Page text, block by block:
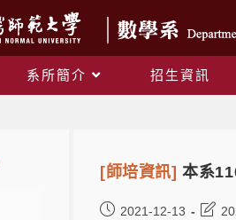
系所簡介 招生資訊
[師培資訊]本系
2021-12-13